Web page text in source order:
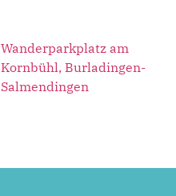
Wanderparkplatz am
Kornbühl, Burladingen-
Salmendingen